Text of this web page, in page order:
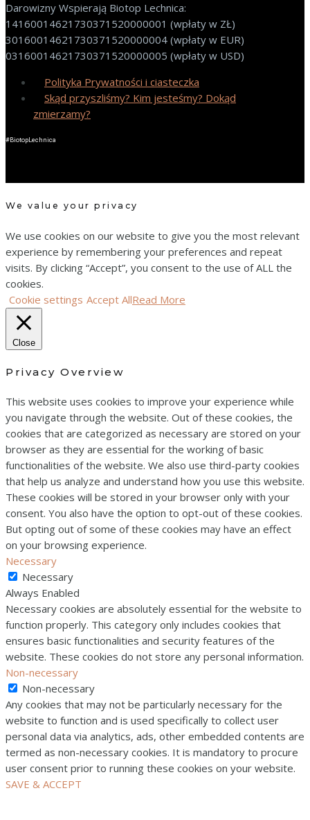
Darowizny Wspierają Biotop Lechnica:
14160014621730371520000001 (wpłaty w ZŁ)
30160014621730371520000004 (wpłaty w EUR)
03160014621730371520000005 (wpłaty w USD)
Polityka Prywatności i ciasteczka
Skąd przyszliśmy? Kim jesteśmy? Dokąd
zmierzamy?
#BiotopLechnica
We value your privacy
We use cookies on our website to give you the most relevant
experience by remembering your preferences and repeat
visits. By clicking “Accept”, you consent to the use of ALL the
cookies.
Cookie settings Accept AllRead More
Close
Privacy Overview
This website uses cookies to improve your experience while
you navigate through the website. Out of these cookies, the
cookies that are categorized as necessary are stored on your
browser as they are essential for the working of basic
functionalities of the website. We also use third-party cookies
that help us analyze and understand how you use this website.
These cookies will be stored in your browser only with your
consent. You also have the option to opt-out of these cookies.
But opting out of some of these cookies may have an effect
on your browsing experience.
Necessary
Necessary
Always Enabled
Necessary cookies are absolutely essential for the website to
function properly. This category only includes cookies that
ensures basic functionalities and security features of the
website. These cookies do not store any personal information.
Non-necessary
Non-necessary
Any cookies that may not be particularly necessary for the
website to function and is used specifically to collect user
personal data via analytics, ads, other embedded contents are
termed as non-necessary cookies. It is mandatory to procure
user consent prior to running these cookies on your website.
SAVE & ACCEPT